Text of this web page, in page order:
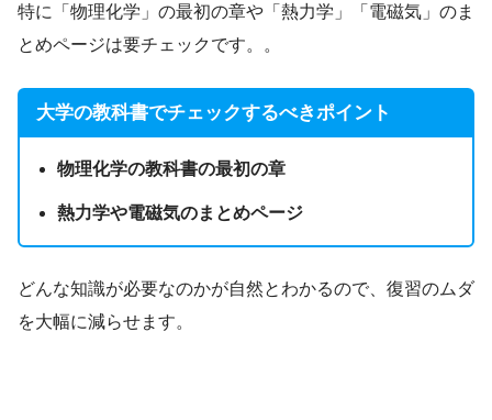
特に「物理化学」の最初の章や「熱力学」「電磁気」のま
とめページは要チェックです。。
大学の教科書でチェックするべきポイント
物理化学の教科書の最初の章
熱力学や電磁気のまとめページ
どんな知識が必要なのかが自然とわかるので、復習のムダ
を大幅に減らせます。